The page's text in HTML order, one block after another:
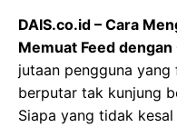
DAIS.co.id – Cara
Memuat Feed dengan
jutaan pengguna
berputar tak kunjung
Siapa yang tidak